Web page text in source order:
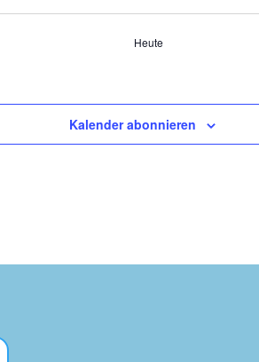
Heute
Kalender abonnieren